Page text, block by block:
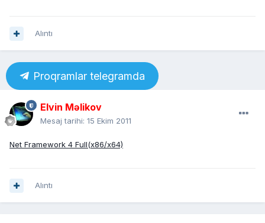
Alıntı
Proqramlar telegramda
Elvin Məlikov
Mesaj tarihi: 15 Ekim 2011
Net Framework 4 Full(x86/x64)
Alıntı